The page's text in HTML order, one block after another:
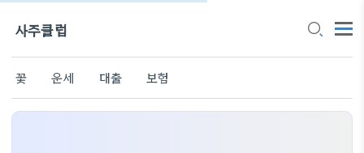
사주클럽
꽃 운세 대출 보험